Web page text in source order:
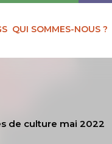
QUI SOMMES-NOUS ?
de culture mai 2022